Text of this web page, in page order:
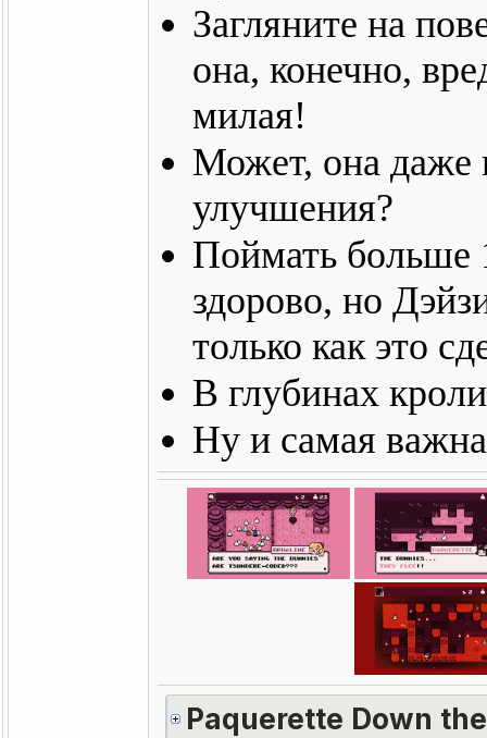
Загляните на
она, конечно,
милая!
Может, она даже
улучшения?
Поймать больше
здорово, но
только как это
В глубинах
Ну и самая
Paquerette Down